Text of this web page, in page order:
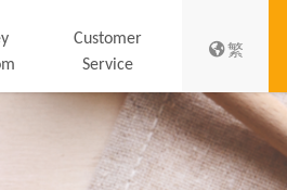
Customer
Service
繁